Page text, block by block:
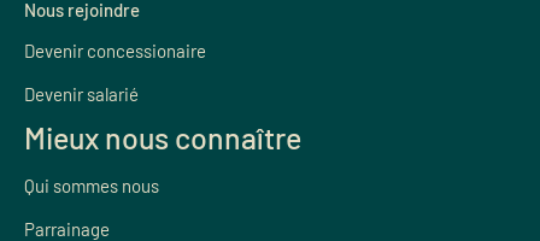
Nous rejoindre
Devenir concessionaire
Devenir salarié
Mieux nous connaître
Qui sommes nous
Parrainage